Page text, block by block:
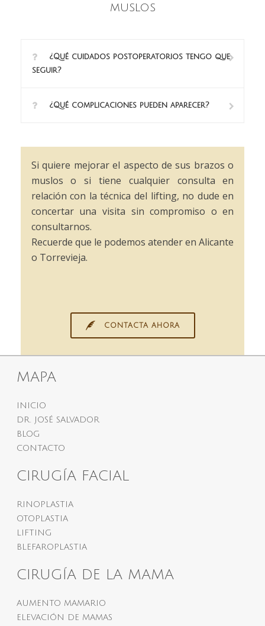
muslos
¿Qué cuidados postoperatorios tengo que
seguir?
¿Qué complicaciones pueden aparecer?
Si quiere mejorar el aspecto de sus brazos o
muslos o si tiene cualquier consulta en
relación con la técnica del lifting, no dude en
concertar una visita sin compromiso o en
consultarnos.
Recuerde que le podemos atender en Alicante
o Torrevieja.
CONTACTA AHORA
MAPA
INICIO
DR. JOSÉ SALVADOR
BLOG
CONTACTO
CIRUGÍA FACIAL
RINOPLASTIA
OTOPLASTIA
LIFTING
BLEFAROPLASTIA
CIRUGÍA DE LA MAMA
AUMENTO MAMARIO
ELEVACIÓN DE MAMAS